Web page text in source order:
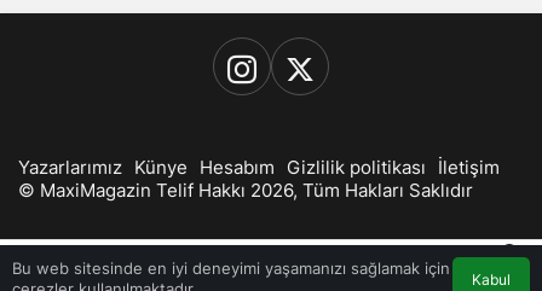
Bu web sitesinde en iyi deneyimi yaşamanızı sağlamak için
Kabul
Yazarlarımız Künye Hesabım Gizlilik politikası
İletişim
© MaxiMagazin Telif Hakkı 2026, Tüm Hakları Saklıdır